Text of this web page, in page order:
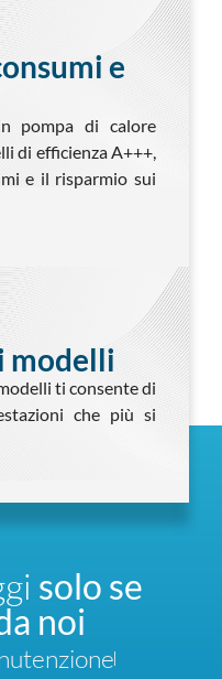
e
pompa di calore
di efficienza A+++,
e il risparmio sui
modelli
ti consente di
che più si
solo se
noi